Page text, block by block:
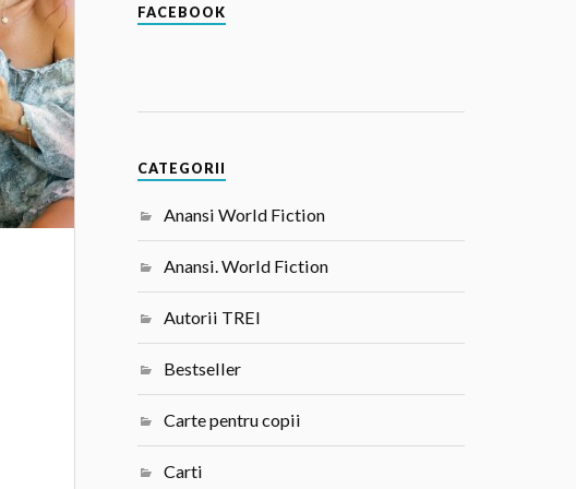
FACEBOOK
CATEGORII
Anansi World Fiction
Anansi. World Fiction
Autorii TREI
Bestseller
Carte pentru copii
Carti